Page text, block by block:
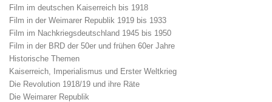
Film im deutschen Kaiserreich bis 1918
Film in der Weimarer Republik 1919 bis 1933
Film im Nachkriegsdeutschland 1945 bis 1950
Film in der BRD der 50er und frühen 60er Jahre
Historische Themen
Kaiserreich, Imperialismus und Erster Weltkrieg
Die Revolution 1918/19 und ihre Räte
Die Weimarer Republik